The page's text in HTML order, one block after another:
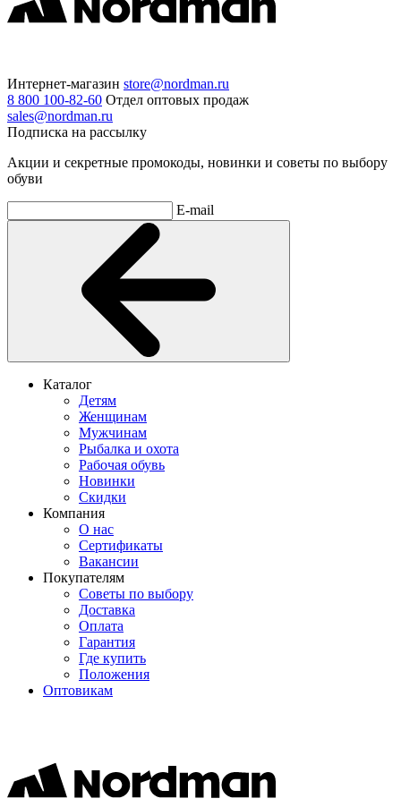
Интернет-магазин store@nordman.ru
8 800 100-82-60 Отдел оптовых продаж
sales@nordman.ru
Подписка на рассылку
Акции и секретные промокоды, новинки и советы по выбору
обуви
E-mail
Каталог
Детям
Женщинам
Мужчинам
Рыбалка и охота
Рабочая обувь
Новинки
Скидки
Компания
О нас
Сертификаты
Вакансии
Покупателям
Советы по выбору
Доставка
Оплата
Гарантия
Где купить
Положения
Оптовикам